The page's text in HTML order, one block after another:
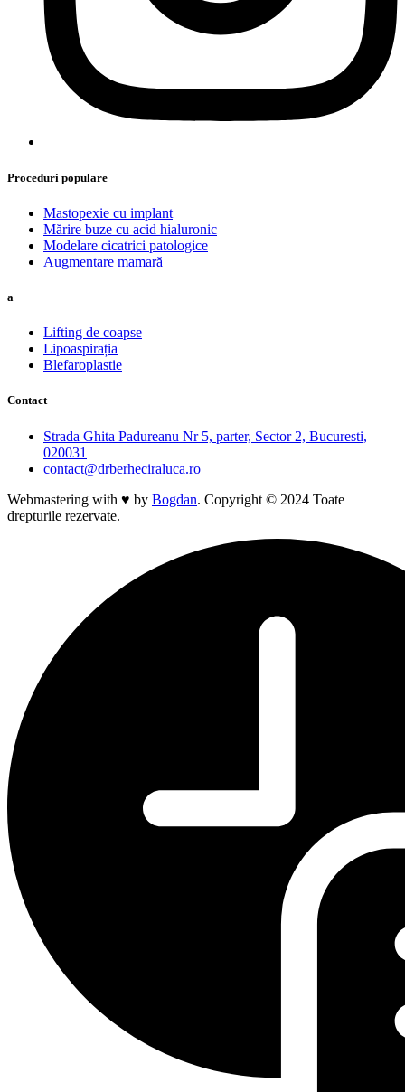
Proceduri populare
Mastopexie cu implant
Mărire buze cu acid hialuronic
Modelare cicatrici patologice
Augmentare mamară
a
Lifting de coapse
Lipoaspirația
Blefaroplastie
Contact
Strada Ghita Padureanu Nr 5, parter, Sector 2, Bucuresti,
020031
contact@drberheciraluca.ro
Webmastering with ♥ by Bogdan. Copyright © 2024 Toate
drepturile rezervate.